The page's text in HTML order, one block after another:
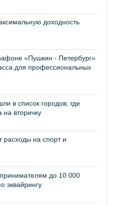
доходность
«Пушкин - Петербург»
для профессиональных
в список городов, где
на вторичку
расходы на спорт и
до 10 000
эквайрингу